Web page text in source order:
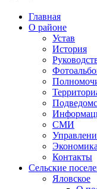
Главная
О районе
Устав
История
СМИ
Контакты
Сельские
Яловское